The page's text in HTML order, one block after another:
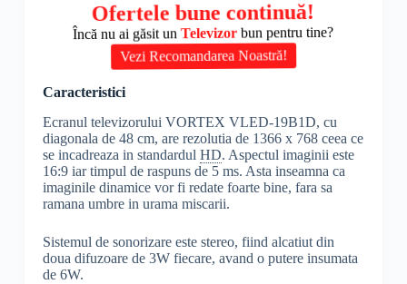
Ofertele bune continuă!
Încă nu ai găsit unTelevizorbun pentru tine?
Vezi Recomandarea Noastră!
Caracteristici
Ecranul televizorului VORTEX VLED-19B1D, cu
diagonala de 48 cm, are rezolutia de 1366 x 768 ceea ce
se incadreaza in standardul HD. Aspectul imaginii este
16:9 iar timpul de raspuns de 5 ms. Asta inseamna ca
imaginile dinamice vor fi redate foarte bine, fara sa
ramana umbre in urama miscarii.
Sistemul de sonorizare este stereo, fiind alcatiut din
doua difuzoare de 3W fiecare, avand o putere insumata
de 6W.